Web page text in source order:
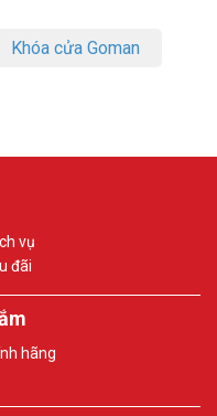
Khóa cửa Goman
vụ
đãi
hãng